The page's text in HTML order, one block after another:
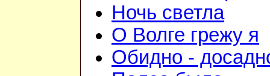
Ночь светла
О Волге грежу я
Обидно -